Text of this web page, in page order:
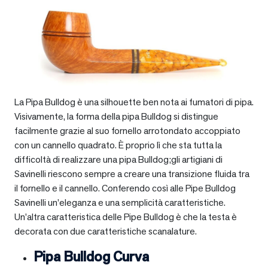
La Pipa Bulldog è una silhouette ben nota ai fumatori di pipa.
Visivamente, la forma della pipa Bulldog si distingue
facilmente grazie al suo fornello arrotondato accoppiato
con un cannello quadrato. È proprio lì che sta tutta la
difficoltà di realizzare una pipa Bulldog;gli artigiani di
Savinelli riescono sempre a creare una transizione fluida tra
il fornello e il cannello. Conferendo così alle Pipe Bulldog
Savinelli un’eleganza e una semplicità caratteristiche.
Un’altra caratteristica delle Pipe Bulldog è che la testa è
decorata con due caratteristiche scanalature.
Pipa Bulldog Curva